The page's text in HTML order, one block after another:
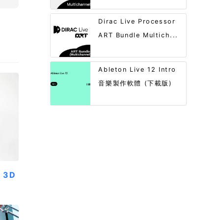
Dirac Live Processor
ART Bundle Multich...
Ableton Live 12 Intro
音樂製作軟體 (下載版)